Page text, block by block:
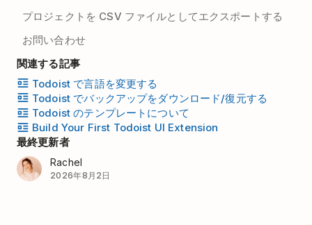
プロジェクトを CSV ファイルとしてエクスポートする
お問い合わせ
関連する記事
Todoist で言語を変更する
Todoist でバックアップをダウンロード/復元する
Todoist のテンプレートについて
Build Your First Todoist UI Extension
最終更新者
Rachel
2026年8月2日